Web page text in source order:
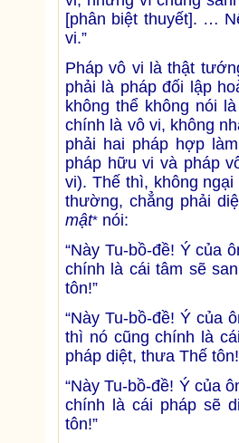
[phân biệt thuyết]. …
vi.”
Pháp vô vi là thật
phải là pháp đối lập
không thể không nói
chính là vô vi, không
phải hai pháp hợp
pháp hữu vi và pháp
vi). Thế thì, không
thường, chẳng phải
mật* nói:
“Này Tu-bồ-đề! Ý của
chính là cái tâm sẽ
tôn!”
“Này Tu-bồ-đề! Ý của
thì nó cũng chính là
pháp diệt, thưa Thế
“Này Tu-bồ-đề! Ý của
chính là cái pháp sẽ
tôn!”